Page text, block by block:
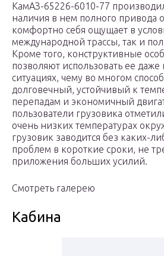
КамАЗ-65226-6010-77
наличия в нем полного привода
комфортно себя ощущает в
международной трассы, так и
Кроме того, конструктивные
позволяют использовать ее даже
ситуациях, чему во многом
долговечный, устойчивый к
перепадам и экономичный
пользователи грузовика
очень низких температурах
грузовик заводится без каких-
проблем в короткие сроки, не
приложения больших усилий.
Смотреть галерею
Кабина